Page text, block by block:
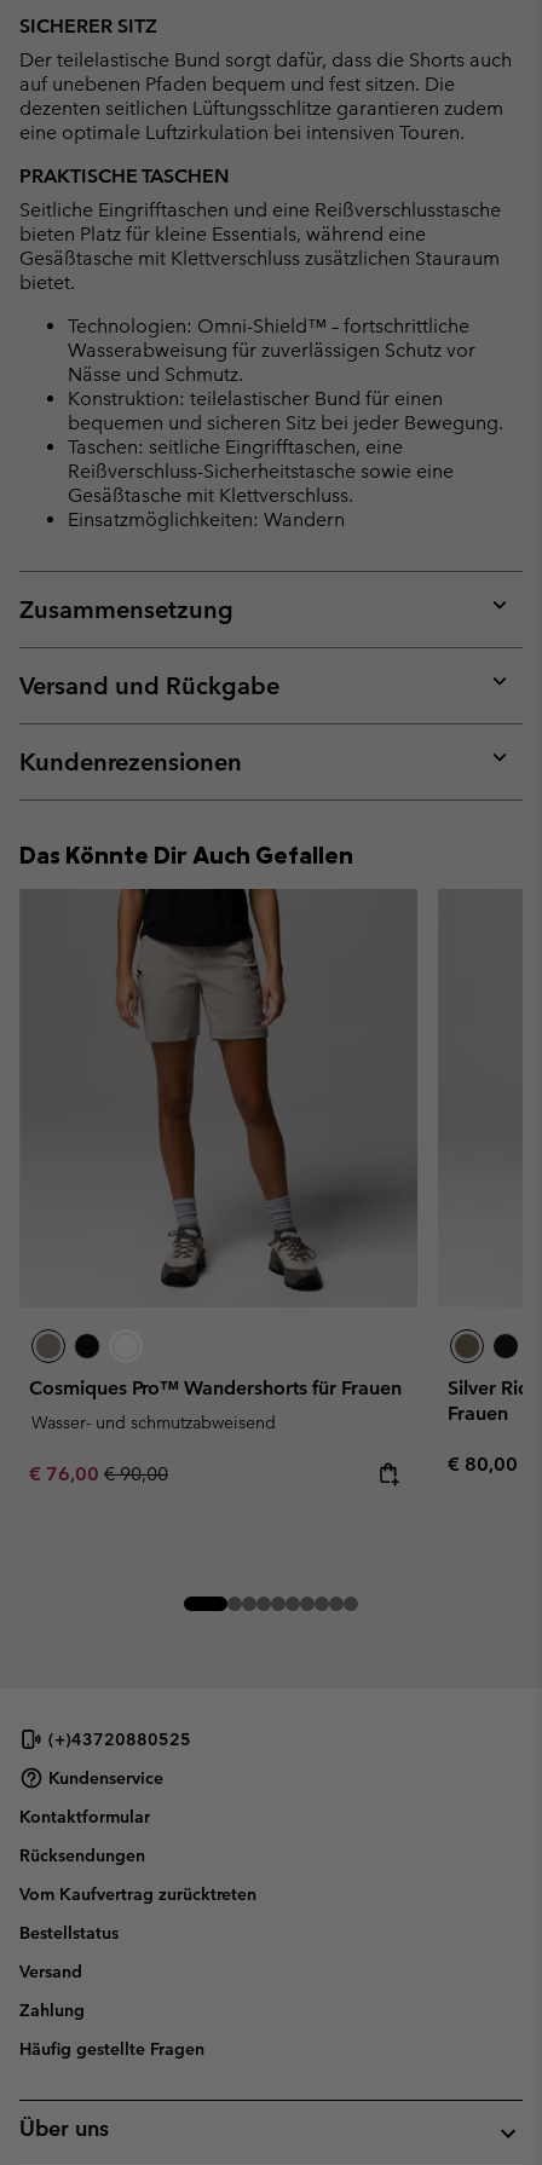
SICHERER SITZ
Der teilelastische Bund sorgt dafür, dass die Shorts auch
auf unebenen Pfaden bequem und fest sitzen. Die
dezenten seitlichen Lüftungsschlitze garantieren zudem
eine optimale Luftzirkulation bei intensiven Touren.
PRAKTISCHE TASCHEN
Seitliche Eingrifftaschen und eine Reißverschlusstasche
bieten Platz für kleine Essentials, während eine
Gesäßtasche mit Klettverschluss zusätzlichen Stauraum
bietet.
Technologien: Omni-Shield™ – fortschrittliche
Wasserabweisung für zuverlässigen Schutz vor
Nässe und Schmutz.
Konstruktion: teilelastischer Bund für einen
bequemen und sicheren Sitz bei jeder Bewegung.
Taschen: seitliche Eingrifftaschen, eine
Reißverschluss-Sicherheitstasche sowie eine
Gesäßtasche mit Klettverschluss.
Einsatzmöglichkeiten: Wandern
Zusammensetzung
or
Versand und Rückgabe
or
Kundenrezensionen
or
Das Könnte Dir Auch Gefallen
Cosmiques Pro™ Wandershorts für Frauen
Wasser- und schmutzabweisend
Sale price:
€ 76,00 Regular price:
€ 90,00
Silver
Frauen
Regular
€ 80,00
(+)43720880525
Kundenservice
Kontaktformular
Rücksendungen
Vom Kaufvertrag zurücktreten
Bestellstatus
Versand
Zahlung
Häufig gestellte Fragen
Über uns